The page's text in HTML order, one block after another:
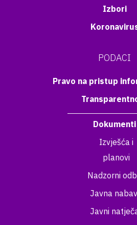
Izbori
PODACI
Pravo na pristup
Dokumenti
Izvješća i
planovi
Nadzorni
Javna
Javni